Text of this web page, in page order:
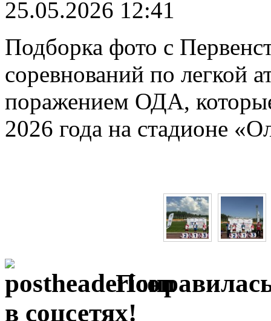
25.05.2026 12:41
Подборка фото с
соревнований по легкой
поражением ОДА,
2026 года на стадионе
в соцсетях!